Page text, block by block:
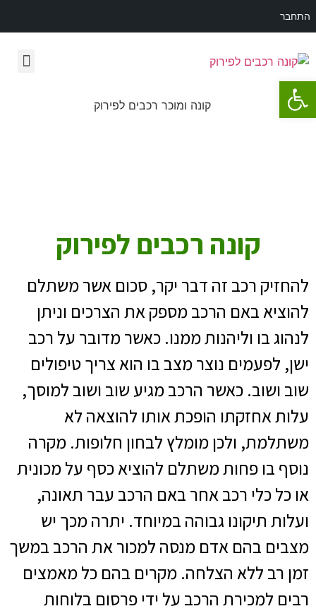
התחבר
קונה רכבים לפירוק
להחזיק רכב זה דבר יקר, סכום אשר משתלם
להוציא באם הרכב מספק את הצרכים וניתן
לנהוג בו וליהנות ממנו. כאשר מדובר על רכב
ישן, לפעמים נוצר מצב בו הוא צריך טיפולים
שוב ושוב. כאשר הרכב מגיע שוב ושוב למוסך,
עלות אחזקתו הופכת אותו להוצאה לא
משתלמת, ולכן מומלץ לבחון חלופות. מקרה
נוסף בו פחות משתלם להוציא כסף על מכונית
או כל כלי רכב אחר באם הרכב עבר תאונה,
ועלות תיקונו גבוהה במיוחד. יתרה מכך יש
מצבים בהם אדם מנסה למכור את הרכב במשך
זמן רב ללא הצלחה. מקרים בהם כל מאמצים
רבים למכירת הרכב על ידי פרסום בלוחות
פתח סרגל נגישות